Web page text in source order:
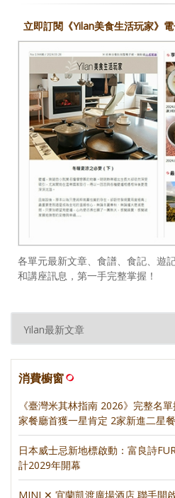
立即訂閱《Yilan美食生活玩家》
各單元最新文章、食譜、食記、遊
和講座訊息，第一手完整掌握！
消費櫥窗
《臺灣米其林指南 2026》完整名
家餐廳首獲一星肯定 2家新進二星
日本威士忌新地標啟動：富良詩
計2029年開幕
MINI ✕ 宜蘭凱渡廣場酒店 聯手開